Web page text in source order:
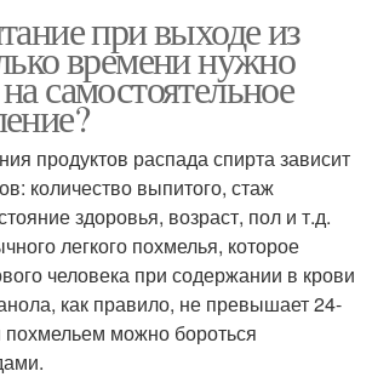
при выходе из
времени нужно
самостоятельное
продуктов распада спирта зависит
количество выпитого, стаж
здоровья, возраст, пол и т.д.
легкого похмелья, которое
человека при содержании в крови
как правило, не превышает 24-
можно бороться